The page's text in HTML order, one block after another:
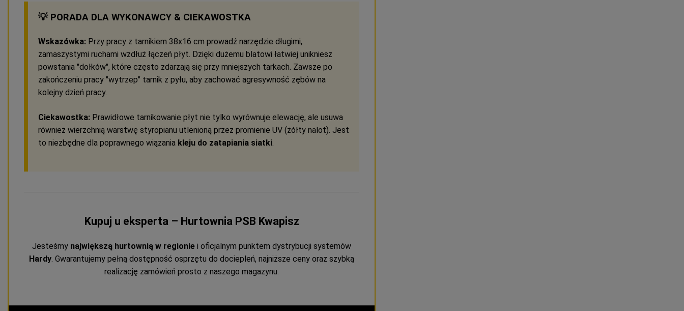
💡 PORADA DLA WYKONAWCY & CIEKAWOSTKA
Wskazówka: Przy pracy z tarnikiem 38x16 cm prowadź narzędzie długimi,
zamaszystymi ruchami wzdłuż łączeń płyt. Dzięki dużemu blatowi łatwiej unikniesz
powstania "dołków", które często zdarzają się przy mniejszych tarkach. Zawsze po
zakończeniu pracy "wytrzep" tarnik z pyłu, aby zachować agresywność zębów na
kolejny dzień pracy.
Ciekawostka: Prawidłowe tarnikowanie płyt nie tylko wyrównuje elewację, ale usuwa
również wierzchnią warstwę styropianu utlenioną przez promienie UV (żółty nalot). Jest
to niezbędne dla poprawnego wiązania kleju do zatapiania siatki.
Kupuj u eksperta – Hurtownia PSB Kwapisz
Jesteśmy największą hurtownią w regionie i oficjalnym punktem dystrybucji systemów
Hardy. Gwarantujemy pełną dostępność osprzętu do dociepleń, najniższe ceny oraz szybką
realizację zamówień prosto z naszego magazynu.